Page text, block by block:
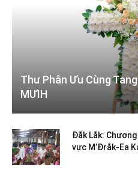
Thư Phân Ưu Cùng
MƯIH
Đắk Lắk:
vực M’Đrắk-Ea